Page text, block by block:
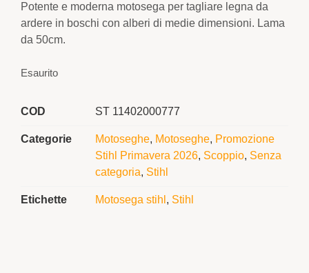
Potente e moderna motosega per tagliare legna da
ardere in boschi con alberi di medie dimensioni. Lama
da 50cm.
Esaurito
COD ST 11402000777
Categorie Motoseghe, Motoseghe, Promozione
Stihl Primavera 2026, Scoppio, Senza
categoria, Stihl
Etichette Motosega stihl , Stihl